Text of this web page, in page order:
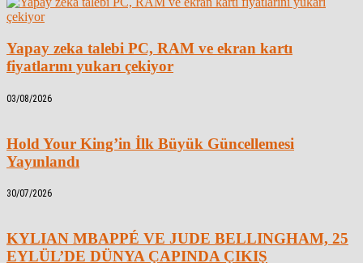
Yapay zeka talebi PC, RAM ve ekran kartı
fiyatlarını yukarı çekiyor
03/08/2026
Hold Your King’in İlk Büyük Güncellemesi
Yayınlandı
30/07/2026
KYLIAN MBAPPÉ VE JUDE BELLINGHAM, 25
EYLÜL’DE DÜNYA ÇAPINDA ÇIKIŞ